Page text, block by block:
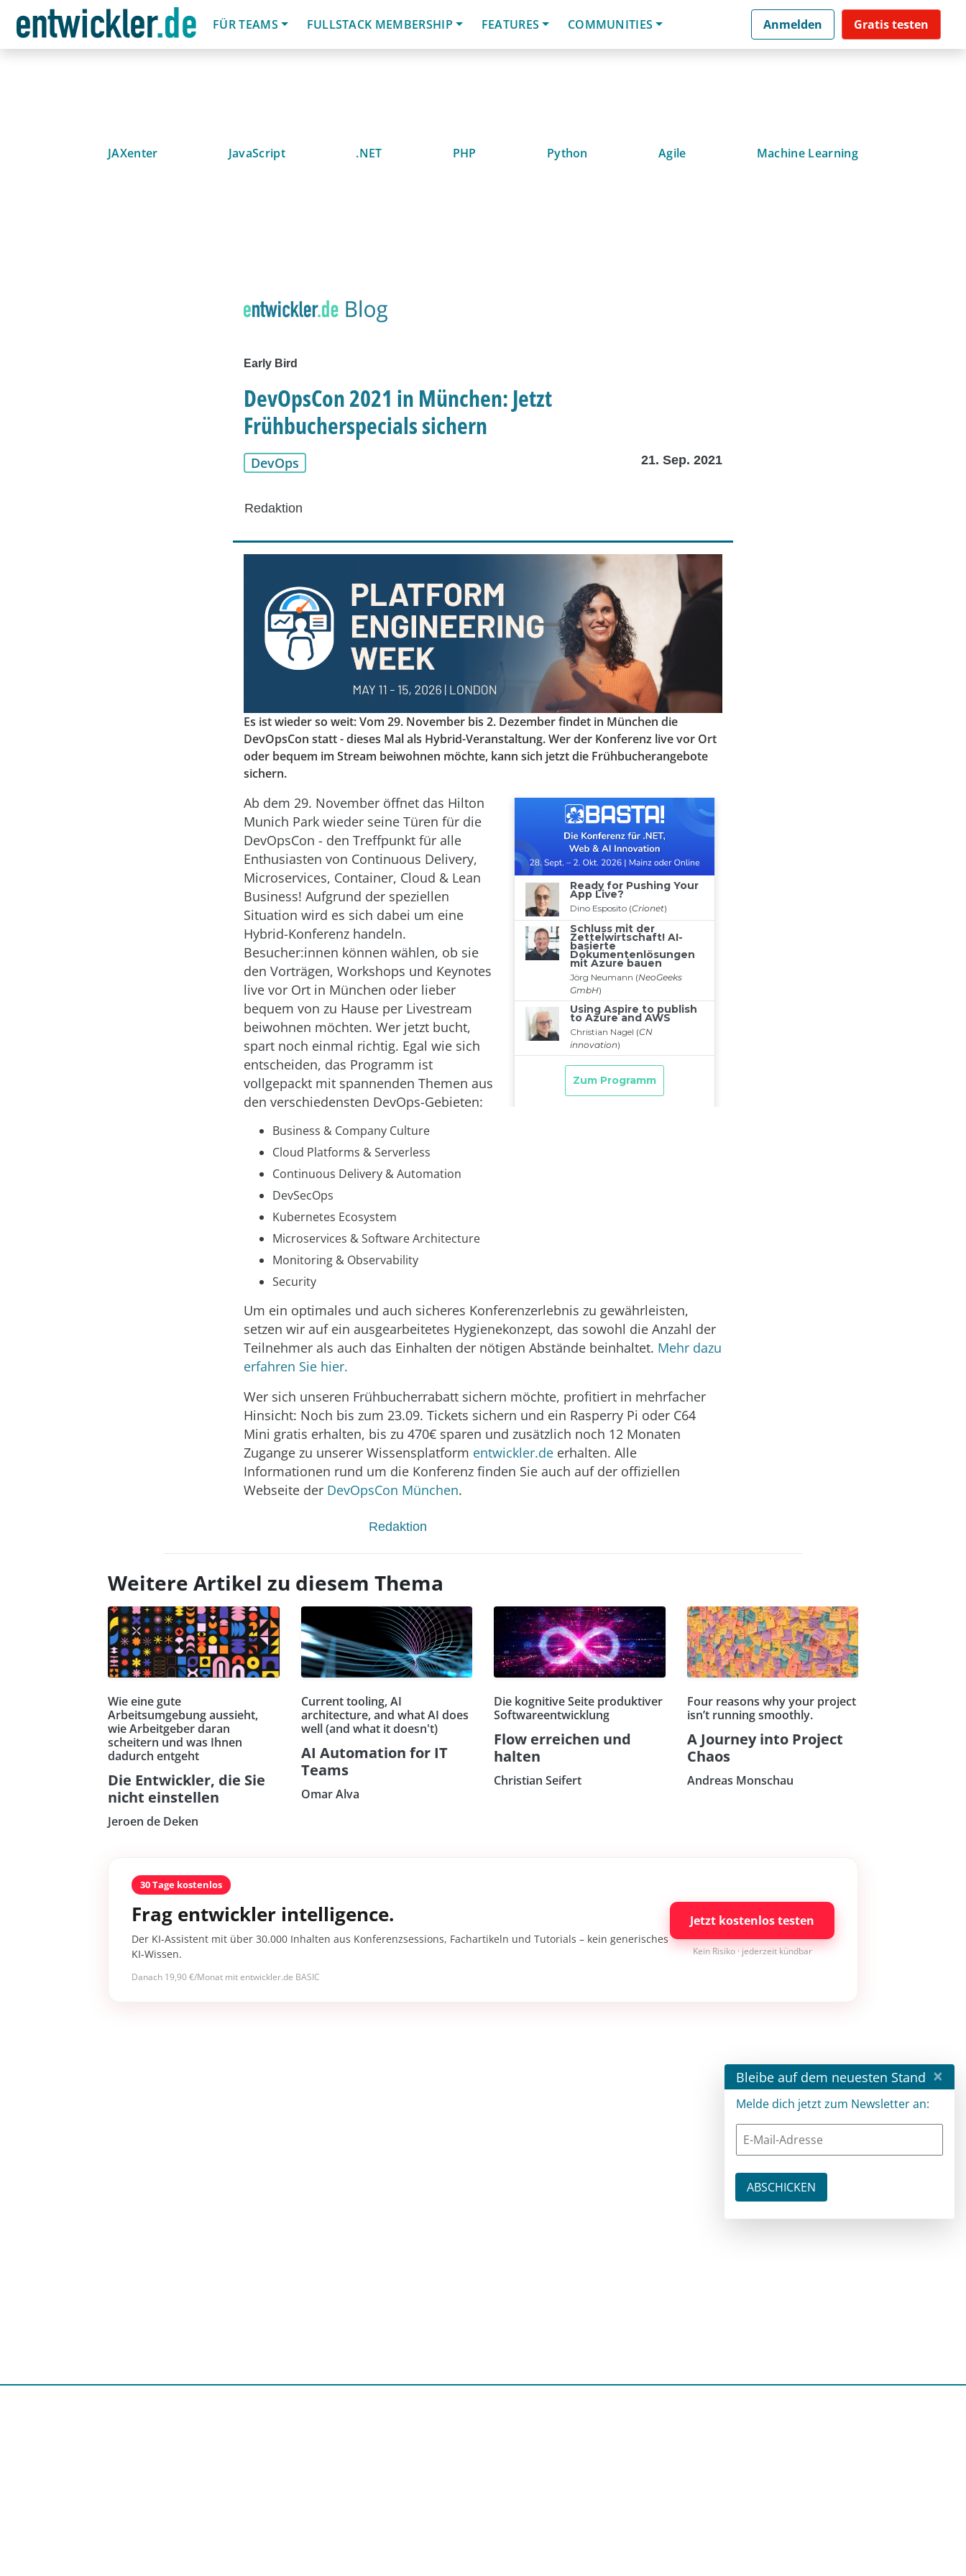
FÜR TEAMS
FULLSTACK MEMBERSHIP FEATURES COMMUNITIES Anmelden Gratis testen
JAXenter JavaScript .NET PHP Python Agile Machine Learning
Early Bird
DevOpsCon 2021 in München: Jetzt
Frühbucherspecials sichern
DevOps 21. Sep. 2021
Redaktion
Es ist wieder so weit: Vom 29. November bis 2. Dezember findet in München die
DevOpsCon statt - dieses Mal als Hybrid-Veranstaltung. Wer der Konferenz live vor Ort
oder bequem im Stream beiwohnen möchte, kann sich jetzt die Frühbucherangebote
sichern.
Ab dem 29. November öffnet das Hilton
Munich Park wieder seine Türen für die
DevOpsCon - den Treffpunkt für alle
Enthusiasten von Continuous Delivery,
Microservices, Container, Cloud & Lean
Business! Aufgrund der speziellen
Situation wird es sich dabei um eine
Hybrid-Konferenz handeln.
Besucher:innen können wählen, ob sie
den Vorträgen, Workshops und Keynotes
live vor Ort in München oder lieber
bequem von zu Hause per Livestream
beiwohnen möchten. Wer jetzt bucht,
spart noch einmal richtig. Egal wie sich
entscheiden, das Programm ist
vollgepackt mit spannenden Themen aus
den verschiedensten DevOps-Gebieten:
Business & Company Culture
Cloud Platforms & Serverless
Continuous Delivery & Automation
DevSecOps
Kubernetes Ecosystem
Microservices & Software Architecture
Monitoring & Observability
Security
Um ein optimales und auch sicheres Konferenzerlebnis zu gewährleisten,
setzen wir auf ein ausgearbeitetes Hygienekonzept, das sowohl die Anzahl der
Teilnehmer als auch das Einhalten der nötigen Abstände beinhaltet. Mehr dazu
erfahren Sie hier.
Wer sich unseren Frühbucherrabatt sichern möchte, profitiert in mehrfacher
Hinsicht: Noch bis zum 23.09. Tickets sichern und ein Rasperry Pi oder C64
Mini gratis erhalten, bis zu 470€ sparen und zusätzlich noch 12 Monaten
Zugange zu unserer Wissensplatform entwickler.de erhalten. Alle
Informationen rund um die Konferenz finden Sie auch auf der offiziellen
Webseite der DevOpsCon München.
Redaktion
Weitere Artikel zu diesem Thema
Wie eine gute
Arbeitsumgebung aussieht,
wie Arbeitgeber daran
scheitern und was Ihnen
dadurch entgeht
Die Entwickler, die Sie
nicht einstellen
Jeroen de Deken
Current tooling, AI
architecture, and what AI does
well (and what it doesn't)
AI Automation for IT
Teams
Omar Alva
Die kognitive Seite produktiver
Softwareentwicklung
Flow erreichen und
halten
Christian Seifert
Four reasons why your project
isn’t running smoothly.
A Journey into Project
Chaos
Andreas Monschau
30 Tage kostenlos
Frag entwickler intelligence.
Der KI-Assistent mit über 30.000 Inhalten aus Konferenzsessions, Fachartikeln und Tutorials – kein generisches
KI-Wissen.
Danach 19,90 €/Monat mit entwickler.de BASIC
Jetzt kostenlos testen
Kein Risiko · jederzeit kündbar
Bleibe auf dem neuesten Stand ×
Melde dich jetzt zum Newsletter an: